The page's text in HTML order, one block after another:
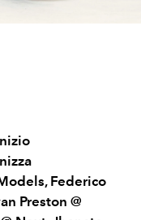
Federico
Preston @